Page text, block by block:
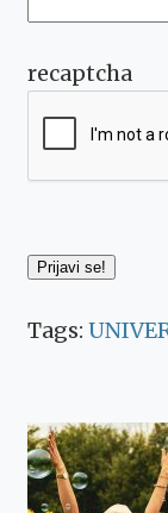
recaptcha
Tags:
Post